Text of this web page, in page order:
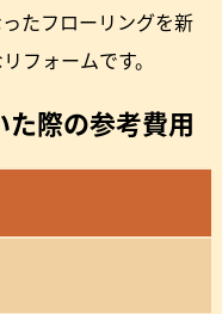
たフローリングを新
フォームです。
際の参考費用